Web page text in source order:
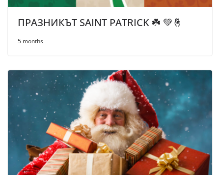
ПРАЗНИКЪТ SAINT PATRICK ☘️ 💚🤞
5 months